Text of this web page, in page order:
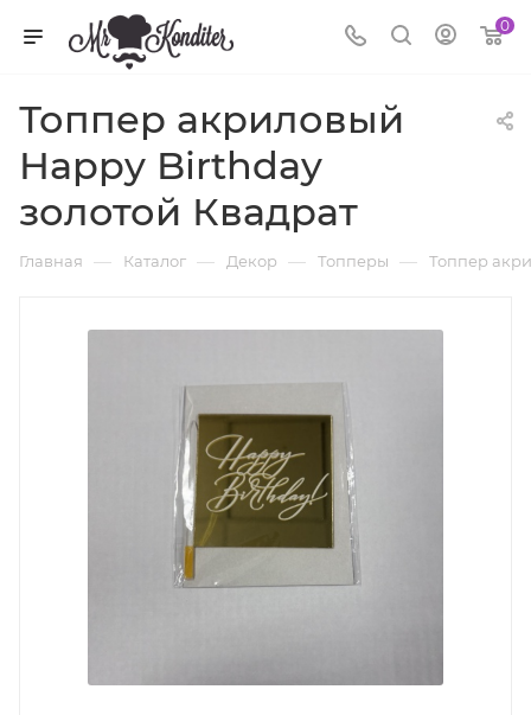
0
Топпер акриловый
Happy Birthday
золотой Квадрат
Главная — Каталог — Декор — Топперы — Топпер